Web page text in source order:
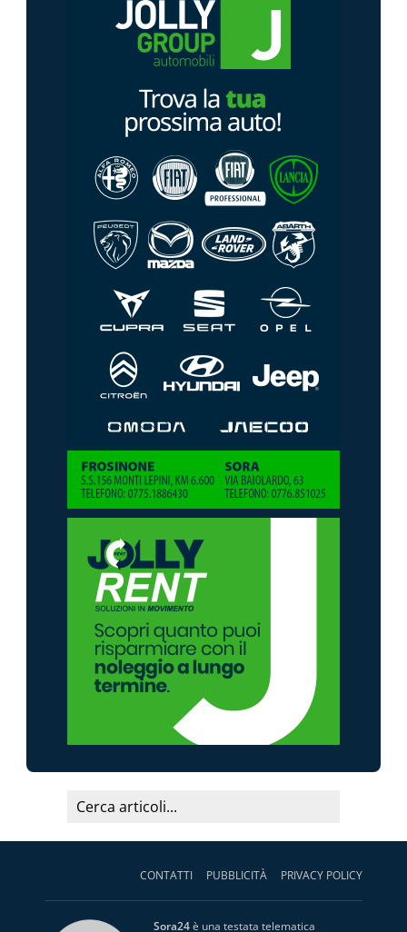
CONTATTI PUBBLICITÀ PRIVACY POLICY
Sora24è una testata telematica